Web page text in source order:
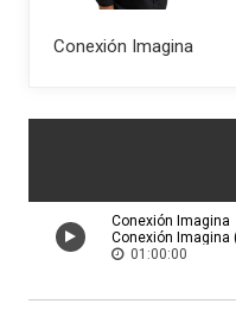
Conexión Imagina
Conexión Imagina
Conexión Imagina
01:00:00